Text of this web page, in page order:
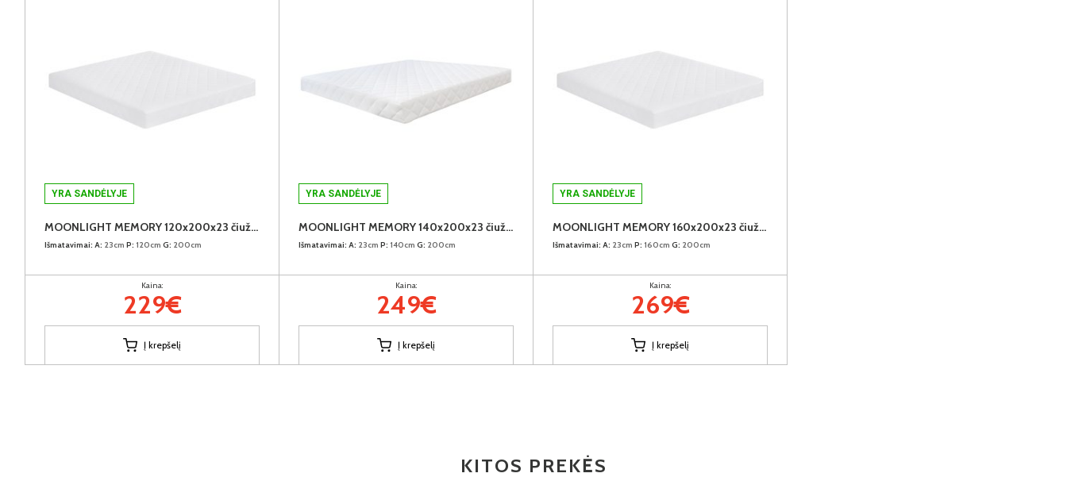
YRA SANDĖLYJE
MOONLIGHT MEMORY 120x200x23 čiužinys
Išmatavimai: A: 23cm P: 120cm G: 200cm
Kaina:
229€
Į krepšelį
YRA SANDĖLYJE
MOONLIGHT MEMORY 140x200x23 čiužinys
Išmatavimai: A: 23cm P: 140cm G: 200cm
Kaina:
249€
Į krepšelį
YRA SANDĖLYJE
MOONLIGHT MEMORY 160x200x23 čiužinys
Išmatavimai: A: 23cm P: 160cm G: 200cm
Kaina:
269€
Į krepšelį
KITOS PREKĖS